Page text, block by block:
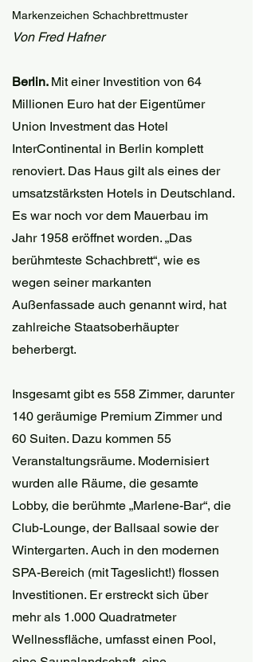
Markenzeichen Schachbrettmuster
Von Fred Hafner
Berlin. Mit einer Investition von 64
Millionen Euro hat der Eigentümer
Union Investment das Hotel
InterContinental in Berlin komplett
renoviert. Das Haus gilt als eines der
umsatzstärksten Hotels in Deutschland.
Es war noch vor dem Mauerbau im
Jahr 1958 eröffnet worden. „Das
berühmteste Schachbrett“, wie es
wegen seiner markanten
Außenfassade auch genannt wird, hat
zahlreiche Staatsoberhäupter
beherbergt.
Insgesamt gibt es 558 Zimmer, darunter
140 geräumige Premium Zimmer und
60 Suiten. Dazu kommen 55
Veranstaltungsräume. Modernisiert
wurden alle Räume, die gesamte
Lobby, die berühmte „Marlene-Bar“, die
Club-Lounge, der Ballsaal sowie der
Wintergarten. Auch in den modernen
SPA-Bereich (mit Tageslicht!) flossen
Investitionen. Er erstreckt sich über
mehr als 1.000 Quadratmeter
Wellnessfläche, umfasst einen Pool,